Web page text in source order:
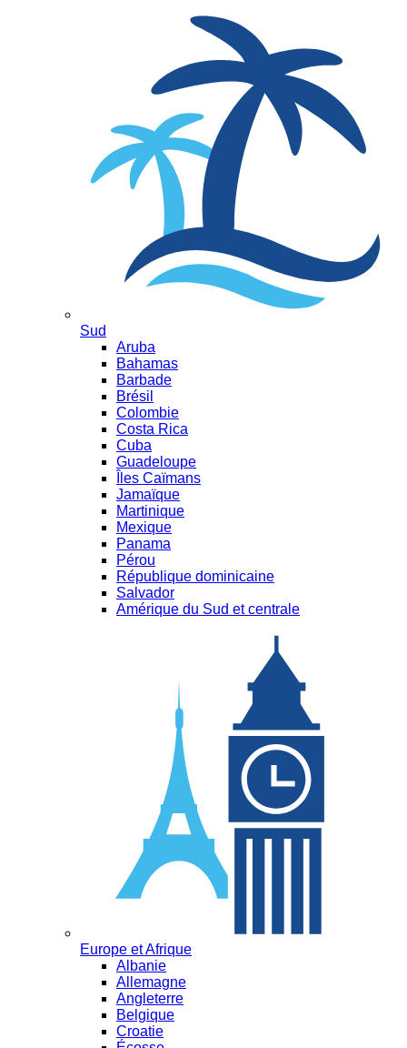
Sud
Aruba
Bahamas
Barbade
Brésil
Colombie
Costa Rica
Cuba
Guadeloupe
Îles Caïmans
Jamaïque
Martinique
Mexique
Panama
Pérou
République dominicaine
Salvador
Amérique du Sud et centrale
Europe et Afrique
Albanie
Allemagne
Angleterre
Belgique
Croatie